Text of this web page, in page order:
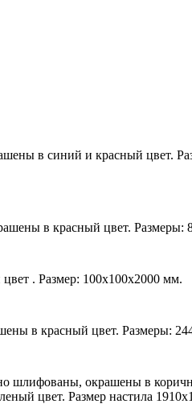
в синий и красный цвет.
в красный цвет. Размеры:
. Размер: 100х100х2000 мм.
в красный цвет. Размеры:
шлифованы, окрашены в
цвет. Размер настила